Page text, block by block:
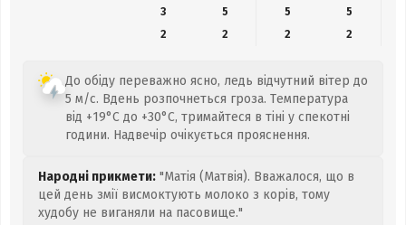
3
5 5
5
2
2 2 2
До обіду переважно ясно, ледь відчутний вітер до
5 м/с. Вдень розпочнеться гроза. Температура
від +19°C до +30°C, тримайтеся в тіні у спекотні
години. Надвечір очікується прояснення.
Народні прикмети: "Матія (Матвія). Вважалося, що в
цей день змії висмоктують молоко з корів, тому
худобу не виганяли на пасовище."